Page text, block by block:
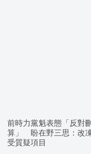
前時力黨魁表態「反對
算」 盼在野三思：改
受質疑項目